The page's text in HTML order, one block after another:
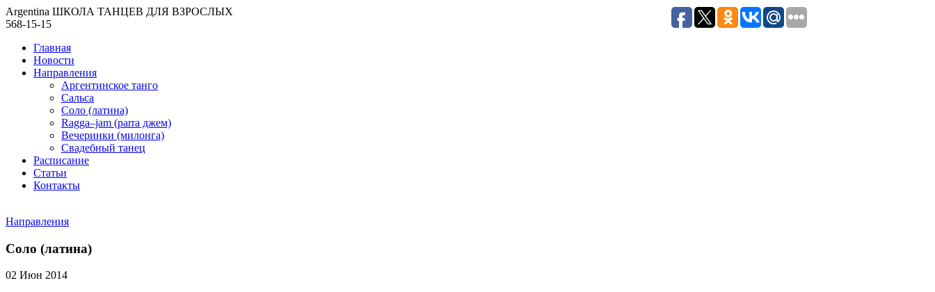
Argentina ШКОЛА ТАНЦЕВ ДЛЯ ВЗРОСЛЫХ
568-15-15
Главная
Новости
Направления
Аргентинское танго
Сальса
Соло (латина)
Ragga–jam (parra джем)
Вечеринки (милонга)
Свадебный танец
Расписание
Статьи
Контакты
Направления
Соло (латина)
02 Июн 2014